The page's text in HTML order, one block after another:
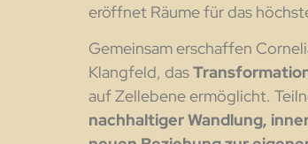
eröffnet Räume für das
Gemeinsam erschaffen
Klangfeld, das
auf Zellebene ermöglicht.
nachhaltiger Wandlung,